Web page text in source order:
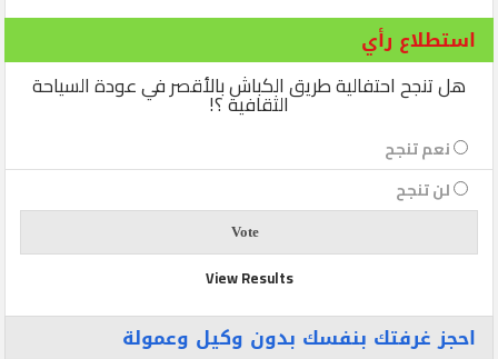
استطلاع رأي
هل تنجح احتفالية طريق الكباش بالأقصر في عودة السياحة
الثقافية ؟!
نعم تنجح
لن تنجح
View Results
احجز غرفتك بنفسك بدون وكيل وعمولة